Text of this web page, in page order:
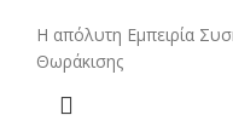
Η απόλυτη Εμπειρία
Θωράκισης